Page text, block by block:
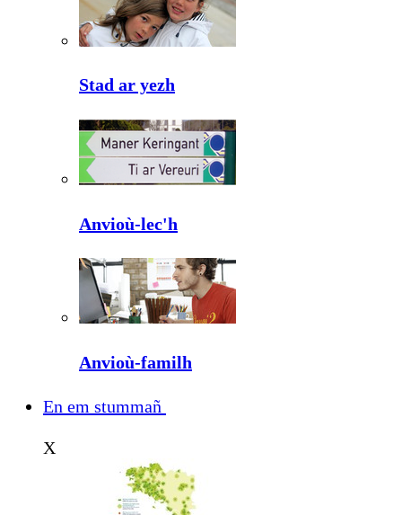
Stad ar yezh
Anvioù-lec'h
Anvioù-familh
En em stummañ
X